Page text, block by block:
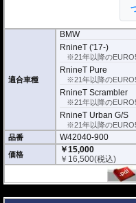
設置場所はガスタンク左側前方
のアクセスが容易です。
確認ください。
適合車種
BMW
RnineT ('17-)
※21年以降の
RnineT Pure
※21年以降の
RnineT Scrambler
※21年以降の
RnineT Urban G/S
※21年以降の
品番
W42040-900
価格
￥15,000
￥ 16,500(税込)